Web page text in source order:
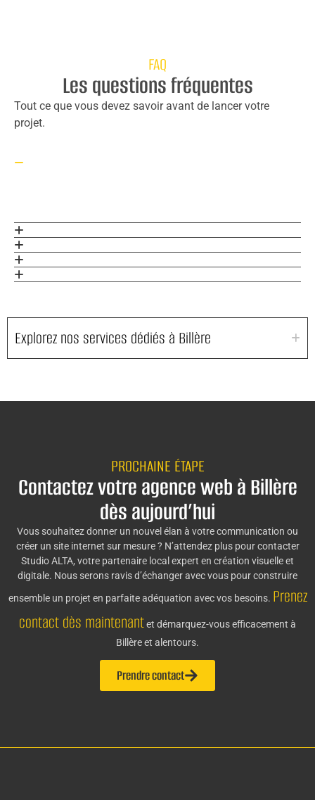
FAQ
Les questions fréquentes
Tout ce que vous devez savoir avant de lancer votre
projet.
Explorez nos services dédiés à Billère
PROCHAINE ÉTAPE
Contactez votre agence web à Billère
dès aujourd’hui
Vous souhaitez donner un nouvel élan à votre communication ou
créer un site internet sur mesure ? N’attendez plus pour contacter
Studio ALTA, votre partenaire local expert en création visuelle et
digitale. Nous serons ravis d’échanger avec vous pour construire
ensemble un projet en parfaite adéquation avec vos besoins. Prenez
contact dès maintenantet démarquez-vous efficacement à
Billère et alentours.
Prendre contact